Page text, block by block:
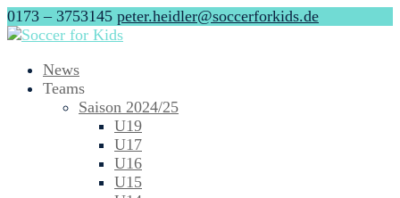
0173 – 3753145 peter.heidler@soccerforkids.de
News
Teams
Saison 2024/25
U19
U17
U16
U15